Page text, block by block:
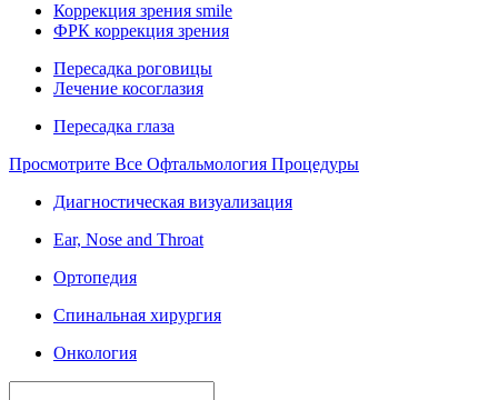
Коррекция зрения smile
ФРК коррекция зрения
Пересадка роговицы
Лечение косоглазия
Пересадка глаза
Просмотрите Все Офтальмология Процедуры
Диагностическая визуализация
Ear, Nose and Throat
Ортопедия
Спинальная хирургия
Онкология